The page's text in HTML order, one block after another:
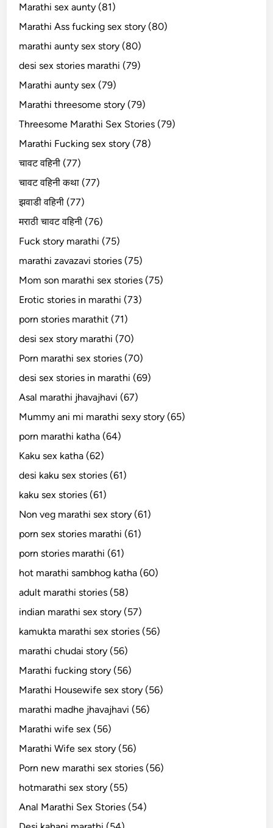
Marathi sex aunty (81)
Marathi Ass fucking sex story (80)
marathi aunty sex story (80)
desi sex stories marathi (79)
Marathi aunty sex (79)
Marathi threesome story (79)
Threesome Marathi Sex Stories (79)
Marathi Fucking sex story (78)
चावट वहिनी (77)
चावट वहिनी कथा (77)
झवाडी वहिनी (77)
मराठी चावट वहिनी (76)
Fuck story marathi (75)
marathi zavazavi stories (75)
Mom son marathi sex stories (75)
Erotic stories in marathi (73)
porn stories marathit (71)
desi sex story marathi (70)
Porn marathi sex stories (70)
desi sex stories in marathi (69)
Asal marathi jhavajhavi (67)
Mummy ani mi marathi sexy story (65)
porn marathi katha (64)
Kaku sex katha (62)
desi kaku sex stories (61)
kaku sex stories (61)
Non veg marathi sex story (61)
porn sex stories marathi (61)
porn stories marathi (61)
hot marathi sambhog katha (60)
adult marathi stories (58)
indian marathi sex story (57)
kamukta marathi sex stories (56)
marathi chudai story (56)
Marathi fucking story (56)
Marathi Housewife sex story (56)
marathi madhe jhavajhavi (56)
Marathi wife sex (56)
Marathi Wife sex story (56)
Porn new marathi sex stories (56)
hotmarathi sex story (55)
Anal Marathi Sex Stories (54)